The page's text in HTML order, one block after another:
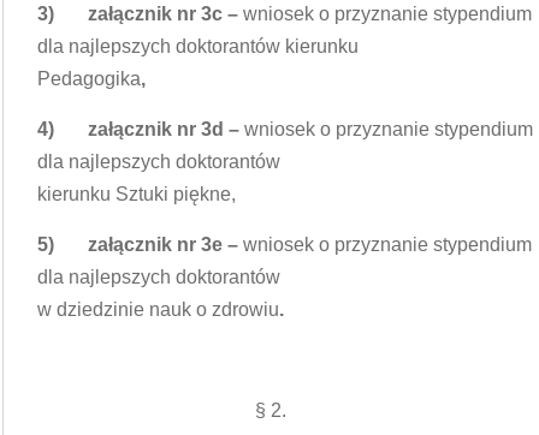
3)załącznik nr 3c –wniosek o przyznanie stypendium
dla najlepszych doktorantów kierunku
Pedagogika,
4)załącznik nr 3d –wniosek o przyznanie stypendium
dla najlepszych doktorantów
kierunku Sztuki piękne,
5)załącznik nr 3e –wniosek o przyznanie stypendium
dla najlepszych doktorantów
w dziedzinie nauk o zdrowiu.
§ 2.